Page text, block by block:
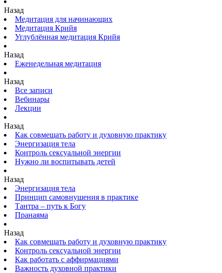
Назад
Медитация для начинающих
Медитация Крийя
Углублённая медитация Крийя
Назад
Еженедельная медитация
Назад
Все записи
Вебинары
Лекции
Назад
Как совмещать работу и духовную практику
Энергизация тела
Контроль сексуальной энергии
Нужно ли воспитывать детей
Назад
Энергизация тела
Принцип самовнушения в практике
Тантра – путь к Богу
Пранаяма
Назад
Как совмещать работу и духовную практику
Контроль сексуальной энергии
Как работать с аффирмациями
Важность духовной практики